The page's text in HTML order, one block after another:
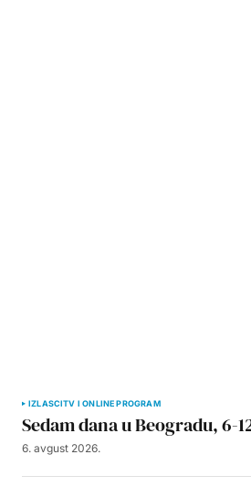
IZLASCITV I ONLINE PROGRAM
Sedam dana u Beogradu, 6-
6. avgust 2026.